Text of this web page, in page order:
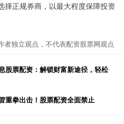
择正规券商，以最大程度保障投资
者独立观点，不代表配资股票网观点
股票配资：解锁财富新途径，轻松
重拳出击！股票配资全面禁止